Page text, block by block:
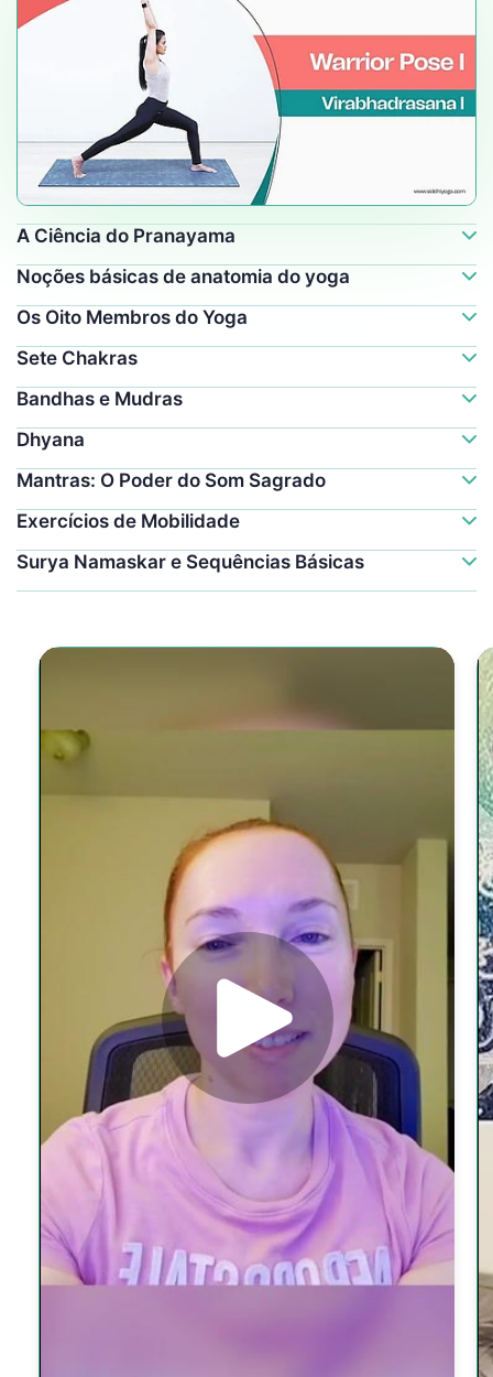
A Ciência do Pranayama
Noções básicas de anatomia do yoga
Os Oito Membros do Yoga
Sete Chakras
Bandhas e Mudras
Dhyana
Mantras: O Poder do Som Sagrado
Exercícios de Mobilidade
Surya Namaskar e Sequências Básicas